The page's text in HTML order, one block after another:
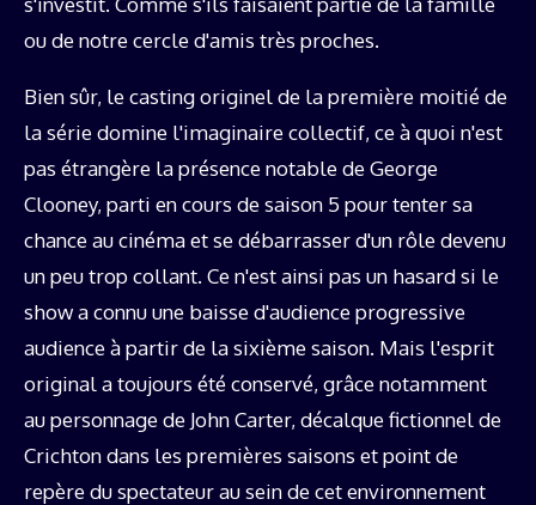
ou de notre cercle d'amis très proches.
Bien sûr, le casting originel de la première moitié de
la série domine l'imaginaire collectif, ce à quoi n'est
pas étrangère la présence notable de George
Clooney, parti en cours de saison 5 pour tenter sa
chance au cinéma et se débarrasser d'un rôle devenu
un peu trop collant. Ce n'est ainsi pas un hasard si le
show a connu une baisse d'audience progressive
audience à partir de la sixième saison. Mais l'esprit
original a toujours été conservé, grâce notamment
au personnage de John Carter, décalque fictionnel de
Crichton dans les premières saisons et point de
repère du spectateur au sein de cet environnement